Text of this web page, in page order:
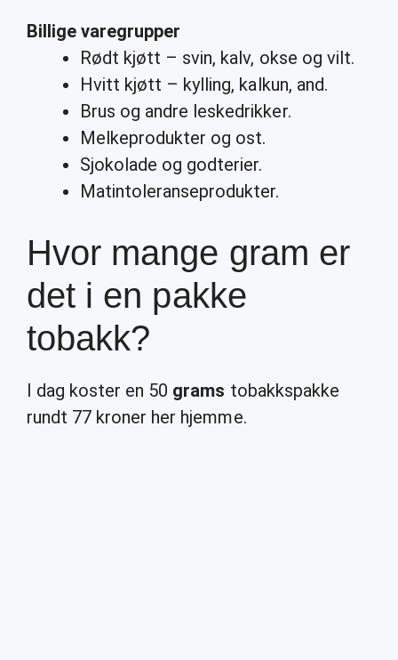
Billige varegrupper
Rødt kjøtt – svin, kalv, okse og vilt.
Hvitt kjøtt – kylling, kalkun, and.
Brus og andre leskedrikker.
Melkeprodukter og ost.
Sjokolade og godterier.
Matintoleranseprodukter.
Hvor mange gram er
det i en pakke
tobakk?
I dag koster en 50 grams tobakkspakke
rundt 77 kroner her hjemme.